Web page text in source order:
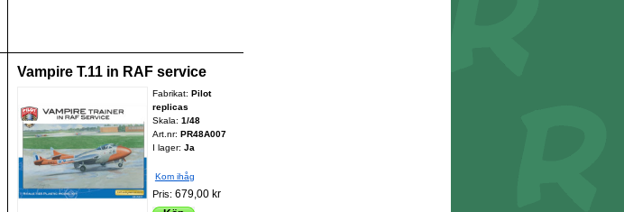
Vampire T.11 in RAF service
Fabrikat: Pilot
replicas
Skala: 1/48
Art.nr: PR48A007
I lager: Ja
Kom ihåg
Pris: 679,00 kr